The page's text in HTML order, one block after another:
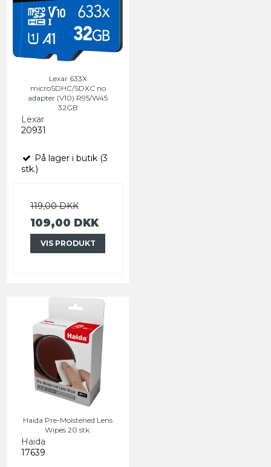
Lexar 633X
microSDHC/SDXC no
adapter (V10) R95/W45
32GB
Lexar
20931
På lager i butik (3
stk.)
119,00 DKK
109,00 DKK
VIS PRODUKT
Haida Pre-Moistened Lens
Wipes 20 stk.
Haida
17639